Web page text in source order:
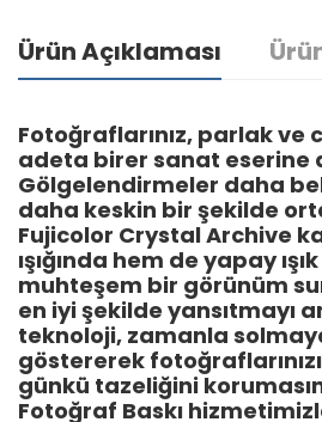
Ürün Açıklaması
Fotoğraflarınız, parlak ve
adeta birer sanat eserine
Gölgelendirmeler daha
daha keskin bir şekilde
Fujicolor Crystal Archive
ışığında hem de yapay
muhteşem bir görünüm
en iyi şekilde yansıtmayı
teknoloji, zamanla
göstererek
günkü tazeliğini
Fotoğraf Baskı
Yorum